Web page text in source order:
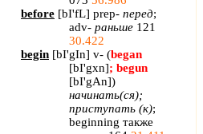
before [bI'fL] prep- перед;
adv- раньше 121
30.422
begin [bI'gIn] v- (began
[bI'gxn]; begun
[bI'gAn])
начинать(ся);
приступать (к);
beginning также